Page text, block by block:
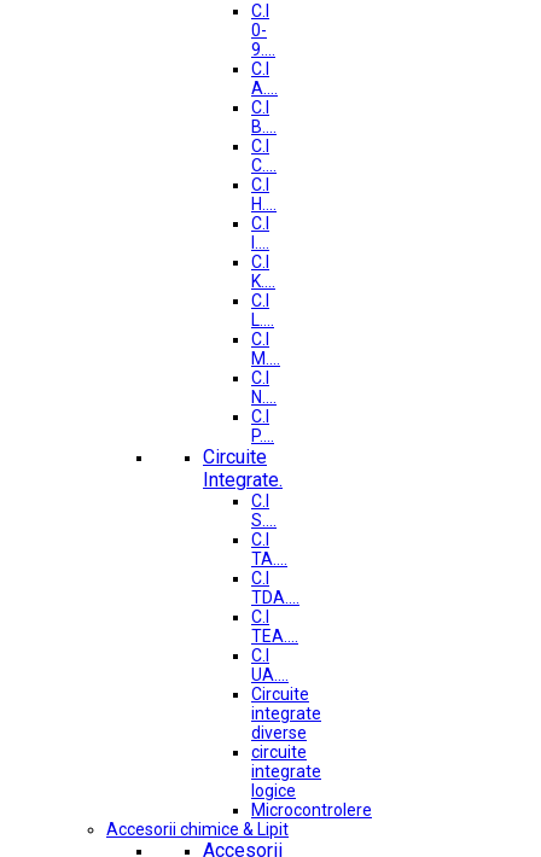
C.I
0-
9....
C.I
A....
C.I
B....
C.I
C....
C.I
H....
C.I
C.I
K....
C.I
L....
C.I
M....
C.I
N....
C.I
P....
Circuite
Integrate.
C.I
S....
C.I
TA....
C.I
TDA....
C.I
TEA....
C.I
UA....
Circuite
integrate
diverse
circuite
integrate
logice
Microcontrolere
Accesorii chimice & Lipit
Accesorii